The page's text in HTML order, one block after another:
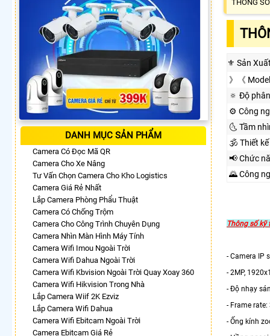
DANH MỤC SẢN PHẨM
Camera Có Đọc Mã QR
Camera Cho Xe Nâng
Tư Vấn Chọn Camera Cho Kho Logistics
Camera Giá Rẻ Nhất
Lắp Camera Phòng Phẩu Thuật
Camera Có Chống Trộm
Camera Cho Công Trình Chuyên Dụng
Camera Nhìn Màn Hình Máy Tính
Camera Wifi Imou Ngoài Trời
Camera Wifi Dahua Ngoài Trời
Camera Wifi Kbvision Ngoài Trời Quay Xoay 360
Camera Wifi Hikvision Trong Nhà
Lắp Camera Wiif 2K Ezviz
Lắp Camera Wifi Dahua
Camera Wifi Ebitcam Ngoài Trời
Camera Ebitcam Giá Rẻ
THÔNG
⚜️ Sản Xuất
》《
🔅 Độ
⚙ Công
🌜 Tầm
🕉️ Thiết kế
📢 Chức
🌄 Công
Thông số kỹ
- Camera IP
- 2MP,
- Độ nhạy
- Frame
- Ống kính